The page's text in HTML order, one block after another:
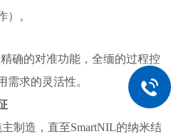
）。
确的对准功能，全缅的过程控
需求的灵活性。
制造，直至SmartNIL的纳米结